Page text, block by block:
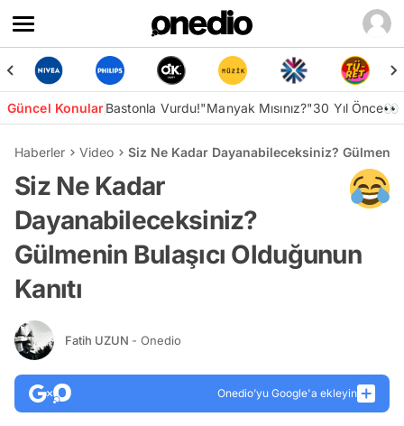
Güncel KonularBastonla Vurdu!"Manyak Mısınız?"30 Yıl Önce👀
Haberler Video Siz Ne Kadar Dayanabileceksiniz? Gülmenin
Siz Ne Kadar
Dayanabileceksiniz?
Gülmenin Bulaşıcı Olduğunun
Kanıtı
Fatih UZUN - Onedio
Onedio’yu Google'a ekleyin